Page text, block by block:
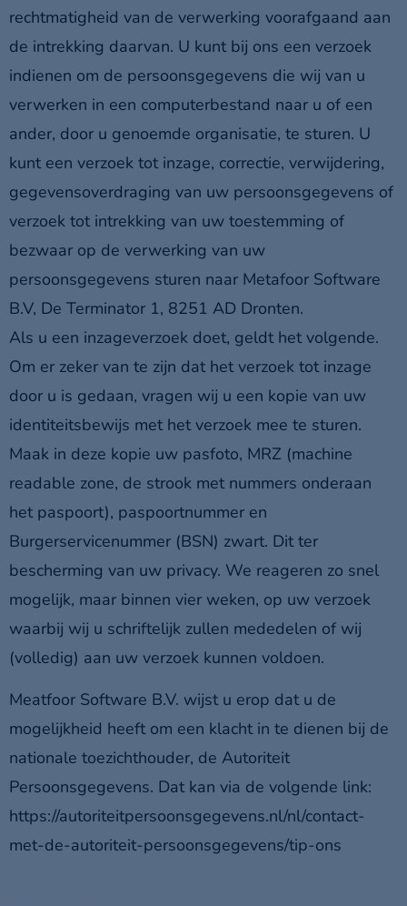
rechtmatigheid van de verwerking voorafgaand aan
de intrekking daarvan. U kunt bij ons een verzoek
indienen om de persoonsgegevens die wij van u
verwerken in een computerbestand naar u of een
ander, door u genoemde organisatie, te sturen. U
kunt een verzoek tot inzage, correctie, verwijdering,
gegevensoverdraging van uw persoonsgegevens of
verzoek tot intrekking van uw toestemming of
bezwaar op de verwerking van uw
persoonsgegevens sturen naar Metafoor Software
B.V, De Terminator 1, 8251 AD Dronten.
Als u een inzageverzoek doet, geldt het volgende.
Om er zeker van te zijn dat het verzoek tot inzage
door u is gedaan, vragen wij u een kopie van uw
identiteitsbewijs met het verzoek mee te sturen.
Maak in deze kopie uw pasfoto, MRZ (machine
readable zone, de strook met nummers onderaan
het paspoort), paspoortnummer en
Burgerservicenummer (BSN) zwart. Dit ter
bescherming van uw privacy. We reageren zo snel
mogelijk, maar binnen vier weken, op uw verzoek
waarbij wij u schriftelijk zullen mededelen of wij
(volledig) aan uw verzoek kunnen voldoen.
Meatfoor Software B.V. wijst u erop dat u de
mogelijkheid heeft om een klacht in te dienen bij de
nationale toezichthouder, de Autoriteit
Persoonsgegevens. Dat kan via de volgende link:
https://autoriteitpersoonsgegevens.nl/nl/contact-
met-de-autoriteit-persoonsgegevens/tip-ons